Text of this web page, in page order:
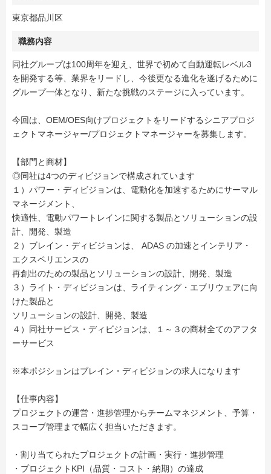
東京都品川区
職務内容
同社グループは100周年を迎え、世界で初めて自動運転レベル3
を開発する等、業界をリードし、今後更なる進化を遂げるために
グループ一体となり、新たな挑戦のステージに入っています。
今回は、OEM/OES向けプロジェクトをリードするシニアプロジ
ェクトマネージャー/プロジェクトマネージャーを募集します。
【部門と商材】
◎同社は4つのディビジョンで構成されています
１）パワー・ディビジョンは、電動化を加速するためにサーマル
マネージメント、
快適性、電動パワートレインに関する製品とソリューションの設
計、開発、製造
２）ブレイン・ディビジョンは、 ADAS の加速とインテリア・
エクスペリエンスの
再創出のための製品とソリューションの設計、開発、製造
３）ライト・ディビジョンは、ライティング・エブリウェアに向
けた製品と
ソリューションの設計、開発、製造
４）同社サービス・ディビジョンは、１～３の商材全てのアフタ
ーサービス
※本ポジションはブレイン・ディビジョンの求人になります
【仕事内容】
プロジェクトの運営・進捗管理からチームマネジメント、予算・
スコープ管理まで幅広く担当いただきます。
・割り当てられたプロジェクトの計画・実行・進捗管理
・プロジェクトKPI（品質・コスト・納期）の達成